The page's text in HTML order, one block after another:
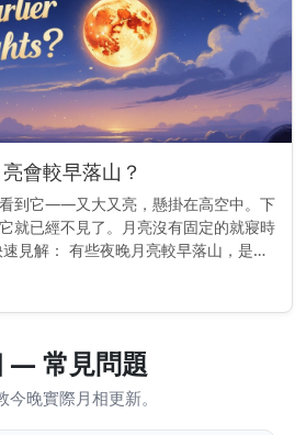
會較早落山？
到它——又大又亮，懸掛在高空中。下
就已經不見了。月亮沒有固定的就寢時
見解： 有些夜晚月亮較早落山，是因
時間大約晚50分鐘——因此相較於前
— 常見問題
晚實際月相更新。